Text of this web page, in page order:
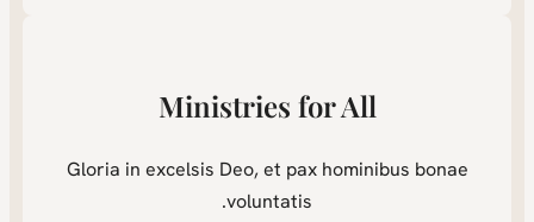
Ministries for All
Gloria in excelsis Deo, et pax hominibus bonae
voluntatis.